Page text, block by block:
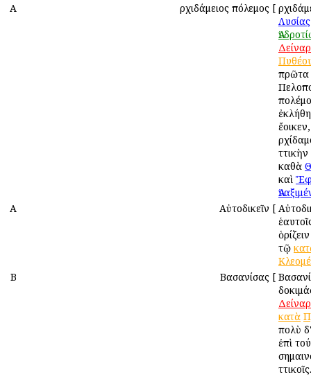
Α
Ἀρχιδάμειος πόλεμος [
Λυσίας
πρῶτα
καθὰ
καὶ
Α
Αὐτοδικεῖν [
τῷ
Β
Βασανίσας [
κατὰ
πολὺ
ἐπὶ
Ἀττικοῖς.